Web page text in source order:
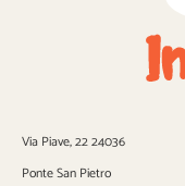
Via Piave, 22 24036
Ponte San Pietro